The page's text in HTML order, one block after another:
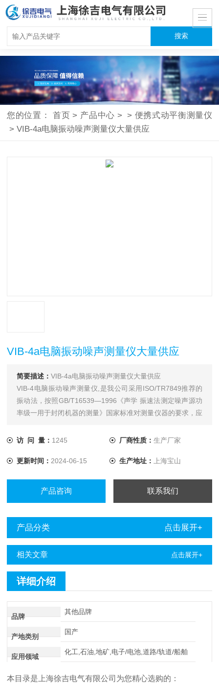
您的位置：首页 > 产品中心 > > 便携式动平衡测量仪
> VIB-4a电脑振动噪声测量仪大量供应
VIB-4a电脑振动噪声测量仪大量供应
简要描述： VIB-4a电脑振动噪声测量仪大量供应
VIB-4电脑振动噪声测量仪,是我公司采用ISO/TR7849推荐的
振动法，按照GB/T16539—1996《声学 振速法测定噪声源功
率级一用于封闭机器的测量》国家标准对测量仪器的要求，应
的测量仪器。
访 问 量： 1245 厂商性质： 生产厂家
更新时间： 2024-06-15 生产地址： 上海宝山
产品咨询 联系我们
产品分类 点击展开+
相关文章 点击展开+
详细介绍
品牌
其他品牌
产地类别
国产
应用领域
化工,石油,地矿,电子/电池,道路/轨道/船舶
本目录是上海徐吉电气有限公司为您精心选购的：